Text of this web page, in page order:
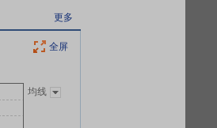
更多
全屏
均线